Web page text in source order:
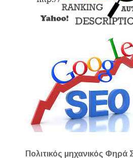
Πολιτικός μηχανικός Φηρά